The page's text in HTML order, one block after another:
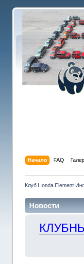
Начало FAQ
Клуб Honda Element
Новости